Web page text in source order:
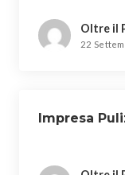
Oltre il
22
Impresa